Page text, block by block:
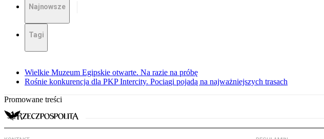
Najnowsze
Tagi
Wielkie Muzeum Egipskie otwarte. Na razie na próbę
Rośnie konkurencja dla PKP Intercity. Pociągi pojadą na najważniejszych trasach
Promowane treści